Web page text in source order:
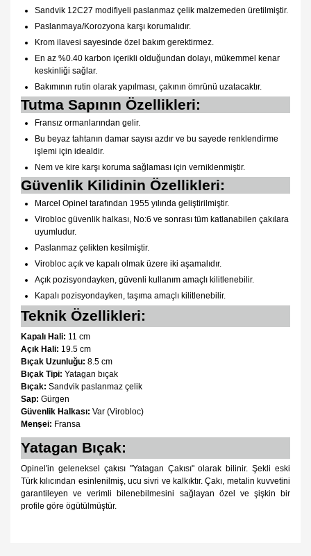
Sandvik 12C27 modifiyeli paslanmaz çelik malzemeden üretilmiştir.
Paslanmaya/Korozyona karşı korumalıdır.
Krom ilavesi sayesinde özel bakım gerektirmez.
En az %0.40 karbon içerikli olduğundan dolayı, mükemmel kenar
keskinliği sağlar.
Bakımının rutin olarak yapılması, çakının ömrünü uzatacaktır.
Tutma Sapının Özellikleri:
Fransız ormanlarından gelir.
Bu beyaz tahtanın damar sayısı azdır ve bu sayede renklendirme
işlemi için idealdir.
Nem ve kire karşı koruma sağlaması için verniklenmiştir.
Güvenlik Kilidinin Özellikleri:
Marcel Opinel tarafından 1955 yılında geliştirilmiştir.
Virobloc güvenlik halkası, No:6 ve sonrası tüm katlanabilen çakılara
uyumludur.
Paslanmaz çelikten kesilmiştir.
Virobloc açık ve kapalı olmak üzere iki aşamalıdır.
Açık pozisyondayken, güvenli kullanım amaçlı kilitlenebilir.
Kapalı pozisyondayken, taşıma amaçlı kilitlenebilir.
Teknik Özellikleri:
Kapalı Hali: 11 cm
Açık Hali: 19.5 cm
Bıçak Uzunluğu: 8.5 cm
Bıçak Tipi: Yatagan bıçak
Bıçak: Sandvik paslanmaz çelik
Sap: Gürgen
Güvenlik Halkası: Var (Virobloc)
Menşei: Fransa
Yatagan Bıçak:
Opinel'in geleneksel çakısı "Yatagan Çakısı" olarak bilinir. Şekli eski
Türk kılıcından esinlenilmiş, ucu sivri ve kalkıktır. Çakı, metalin kuvvetini
garantileyen ve verimli bilenebilmesini sağlayan özel ve şişkin bir
profile göre ögütülmüştür.